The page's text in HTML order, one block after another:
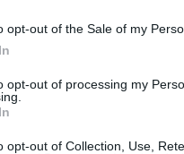
opt-out of the Sale of my
opt-out of processing my
opt-out of Collection, Use,
Yksityinen
Osuuskunta